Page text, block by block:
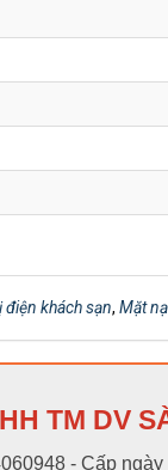
điện khách sạn, Mặt
TM DV
- Cấp